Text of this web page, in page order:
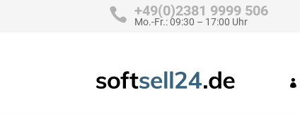
+49(0)2381 9999 506
Mo.-Fr.: 09:30 – 17:00 Uhr